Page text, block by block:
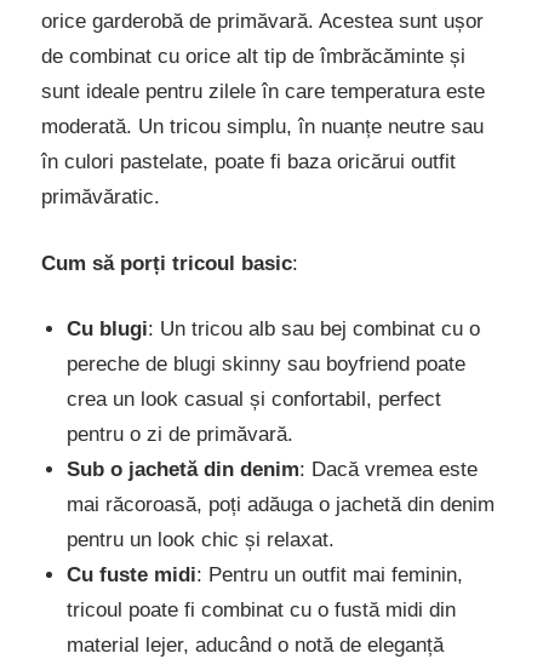
orice garderobă de primăvară. Acestea sunt ușor
de combinat cu orice alt tip de îmbrăcăminte și
sunt ideale pentru zilele în care temperatura este
moderată. Un tricou simplu, în nuanțe neutre sau
în culori pastelate, poate fi baza oricărui outfit
primăvăratic.
Cum să porți tricoul basic:
Cu blugi: Un tricou alb sau bej combinat cu o
pereche de blugi skinny sau boyfriend poate
crea un look casual și confortabil, perfect
pentru o zi de primăvară.
Sub o jachetă din denim: Dacă vremea este
mai răcoroasă, poți adăuga o jachetă din denim
pentru un look chic și relaxat.
Cu fuste midi: Pentru un outfit mai feminin,
tricoul poate fi combinat cu o fustă midi din
material lejer, aducând o notă de eleganță